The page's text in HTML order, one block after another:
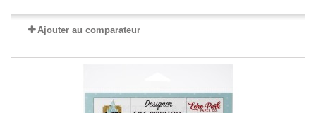
Ajouter au comparateur